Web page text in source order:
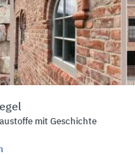
mit Geschichte